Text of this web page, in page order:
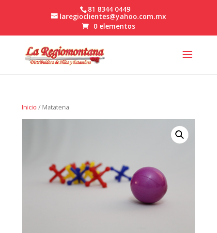
81 8344 0449
laregioclientes@yahoo.com.mx
0 elementos
Inicio / Matatena